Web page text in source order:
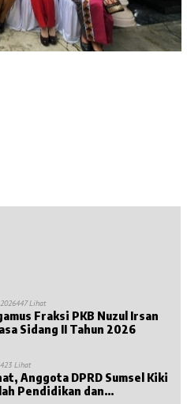
447 Lihat
Masa Sidang II Tahun 2026
423 Lihat
Anggota DPRD Sumsel Kiki
Pendidikan dan